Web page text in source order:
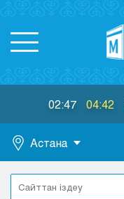
02:47 04:42
Астана
Астана
Алматы